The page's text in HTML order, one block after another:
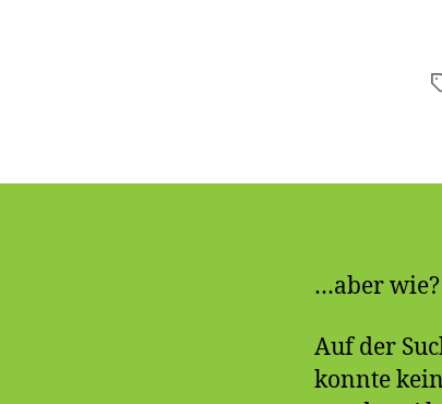
…aber wie?
Auf der
konnte